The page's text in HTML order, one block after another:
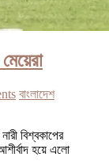
বাংলাদেশ
বিশ্বকাপের
হয়ে এলো